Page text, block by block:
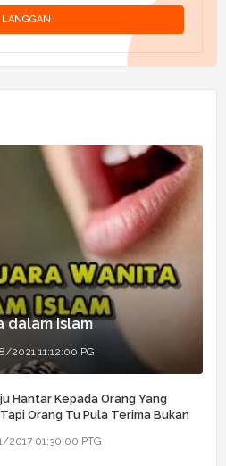
dalam Islam
2021 11:12:00 PG
Hantar Kepada Orang Yang
Orang Tu Pula Terima Bukan
2017 01:30:00 PTG